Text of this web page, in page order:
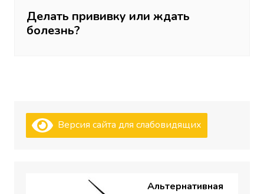
Делать прививку или ждать
болезнь?
Версия сайта для слабовидящих
Альтернативная